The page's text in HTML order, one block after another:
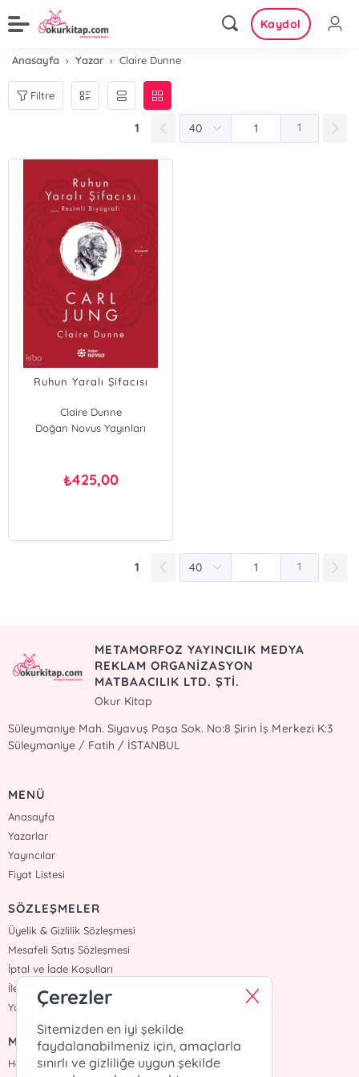
Kaydol
Anasayfa Yazar Claire Dunne
Filtre
1 1
Ruhun Yaralı Şifacısı
Claire Dunne
Doğan Novus Yayınları
₺425,00
1 1
METAMORFOZ YAYINCILIK MEDYA
REKLAM ORGANİZASYON
MATBAACILIK LTD. ŞTİ.
Okur Kitap
Süleymaniye Mah. Siyavuş Paşa Sok. No:8 Şirin İş Merkezi K:3
Süleymaniye / Fatih / İSTANBUL
MENÜ
Anasayfa
Yazarlar
Yayıncılar
Fiyat Listesi
SÖZLEŞMELER
Üyelik & Gizlilik Sözleşmesi
Mesafeli Satış Sözleşmesi
İptal ve İade Koşulları
İletişim
Yardım
MÜŞTERİ HİZMETLERİ
Hafta içi :09:00 - 18:00
Çerezler
Sitemizden en iyi şekilde
faydalanabilmeniz için, amaçlarla
sınırlı ve gizliliğe uygun şekilde